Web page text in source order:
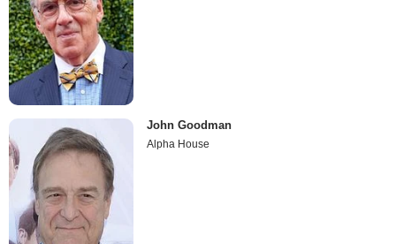
John Goodman
Alpha House